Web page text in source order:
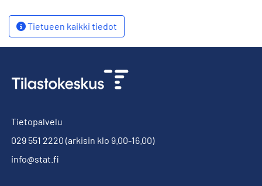
Tietueen kaikki tiedot
Tietopalvelu
029 551 2220 (arkisin klo 9.00-16.00)
info@stat.fi